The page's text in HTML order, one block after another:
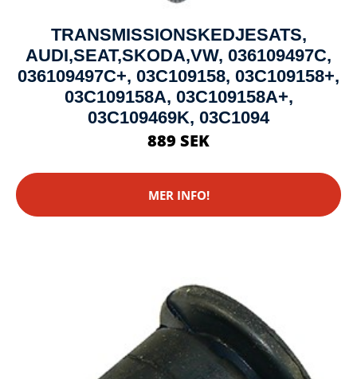
TRANSMISSIONSKEDJESATS,
AUDI,SEAT,SKODA,VW, 036109497C,
036109497C+, 03C109158, 03C109158+,
03C109158A, 03C109158A+,
03C109469K, 03C1094
889 SEK
MER INFO!